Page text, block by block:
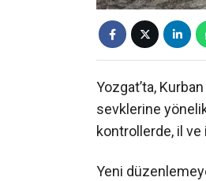
Yozgat’ta,
sevklerine
kontrollerde, il
Yeni